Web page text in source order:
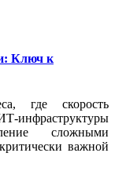
Ключ к
где скорость
инфраструктуры
сложными
важной